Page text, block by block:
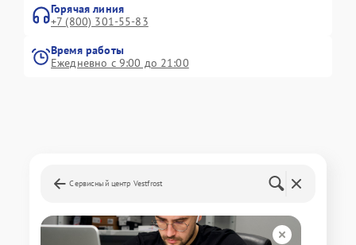
Горячая линия
+7 (800) 301-55-83
Время работы
Ежедневно с 9:00 до 21:00
Сервисный центр Vestfrost